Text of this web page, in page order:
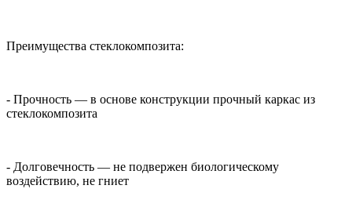
Преимущества стеклокомпозита:
- Прочность — в основе конструкции прочный каркас из
стеклокомпозита
- Долговечность — не подвержен биологическому
воздействию, не гниет